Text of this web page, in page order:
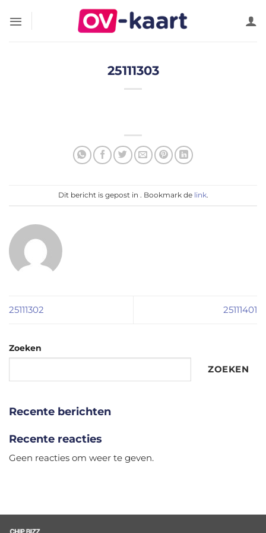
naar
25111303
Dit bericht is gepost in . Bookmark de link.
25111302 25111401
Zoeken
ZOEKEN
Recente berichten
Recente reacties
Geen reacties om weer te geven.